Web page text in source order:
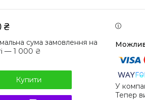
₴
сума замовлення на
— 1 000 ₴
Купити
У
Тепер